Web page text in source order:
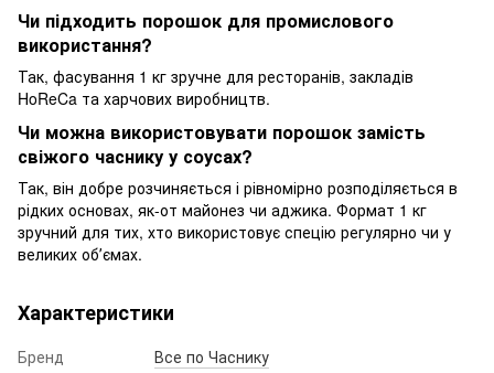
Чи підходить порошок для промислового
використання?
Так, фасування 1 кг зручне для ресторанів, закладів
HoReCa та харчових виробництв.
Чи можна використовувати порошок замість
свіжого часнику у соусах?
Так, він добре розчиняється і рівномірно розподіляється в
рідких основах, як-от майонез чи аджика. Формат 1 кг
зручний для тих, хто використовує спецію регулярно чи у
великих обʼємах.
Характеристики
Бренд
Все по Часнику